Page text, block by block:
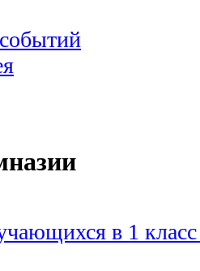
в 1